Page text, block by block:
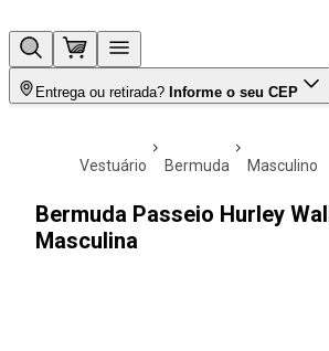
Entrega ou retirada? Informe o seu CEP
vestuário bermuda masculino
Bermuda Passeio Hurley
Masculina